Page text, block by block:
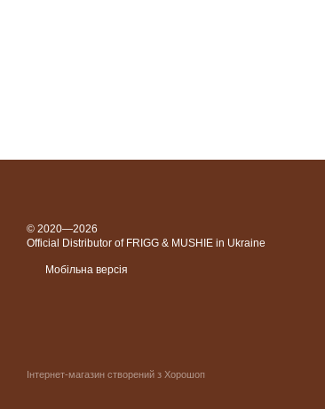
© 2020—2026
Official Distributor of FRIGG & MUSHIE in Ukraine
Мобільна версія
Інтернет-магазин створений з Хорошоп